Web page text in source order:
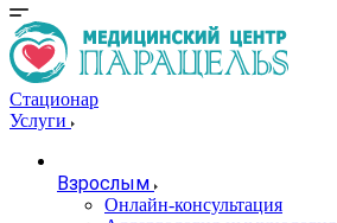
Стационар
Услуги
Взрослым
Онлайн-консультация